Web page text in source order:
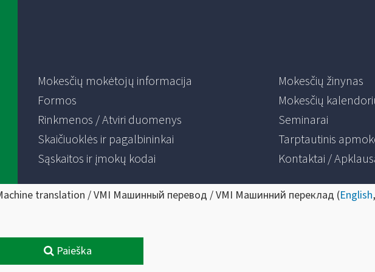
Mokesčių mokėtojų informacija
Formos
Rinkmenos / Atviri duomenys
Skaičiuoklės ir pagalbininkai
Sąskaitos ir įmokų kodai
Mokesčių žinynas
Mokesčių
Seminarai
Tarptautinis
Kontaktai /
translation / VMI Машинный перевод / VMI Машинний переклад (English,
Paieška